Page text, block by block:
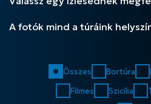
A fotók mind a túráink
Összes Bortúra
Filmes
Szicília